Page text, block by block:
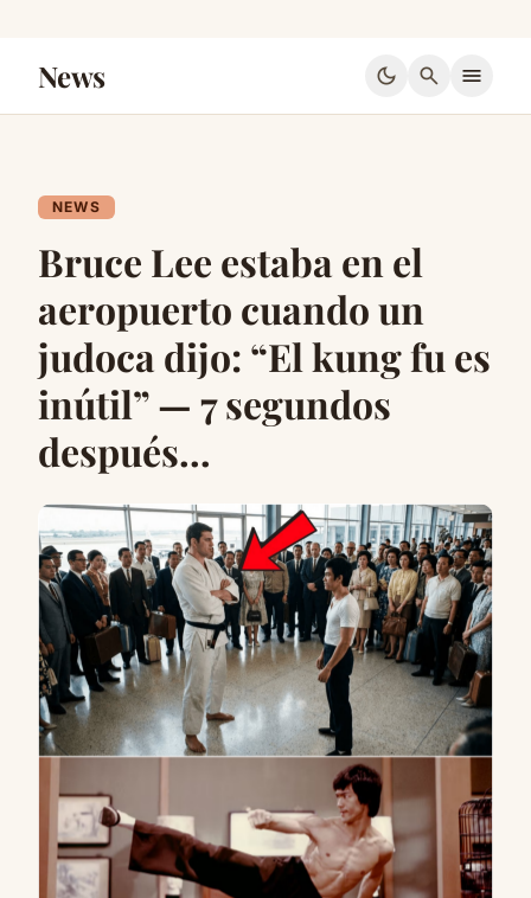
News dark_mode search menu
NEWS
Bruce Lee estaba en el
aeropuerto cuando un
judoca dijo: “El kung fu es
inútil” — 7 segundos
después…